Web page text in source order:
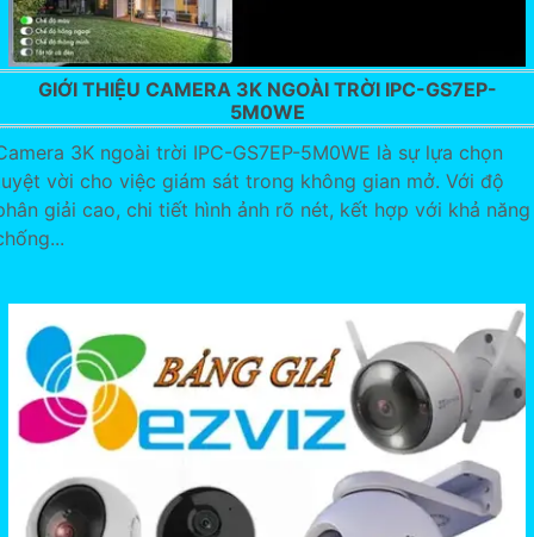
GIỚI THIỆU CAMERA 3K NGOÀI TRỜI IPC-GS7EP-
5M0WE
3K ngoài trời IPC-GS7EP-5M0WE là sự lựa chọn
vời cho việc giám sát trong không gian mở. Với độ
giải cao, chi tiết hình ảnh rõ nét, kết hợp với khả năng